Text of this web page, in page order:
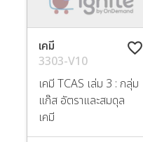
favorite_border
เคมี
3303-V10
เคมี TCAS เล่ม 3 : กลุ่ม
แก๊ส อัตราและสมดุล
เคมี